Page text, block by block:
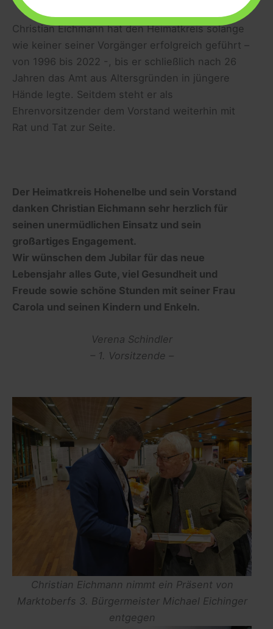
Christian Eichmann hat den Heimatkreis solange
wie keiner seiner Vorgänger erfolgreich geführt –
von 1996 bis 2022 -, bis er schließlich nach 26
Jahren das Amt aus Altersgründen in jüngere
Hände legte. Seitdem steht er als
Ehrenvorsitzender dem Vorstand weiterhin mit
Rat und Tat zur Seite.
Der Heimatkreis Hohenelbe und sein Vorstand
danken Christian Eichmann sehr herzlich für
seinen unermüdlichen Einsatz und sein
großartiges Engagement.
Wir wünschen dem Jubilar für das neue
Lebensjahr alles Gute, viel Gesundheit und
Freude sowie schöne Stunden mit seiner Frau
Carola und seinen Kindern und Enkeln.
Verena Schindler
– 1. Vorsitzende –
Christian Eichmann nimmt ein Präsent von
Marktoberfs 3. Bürgermeister Michael Eichinger
entgegen